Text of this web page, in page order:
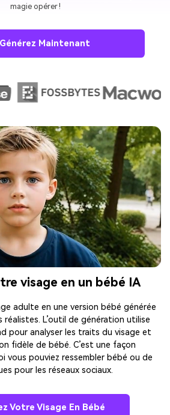
magie opérer !
Générez Maintenant
visage en un bébé IA
adulte en une version bébé générée
réalistes. L’outil de génération utilise
pour analyser les traits du visage et
fidèle de bébé. C’est une façon
vous pouviez ressembler bébé ou de
pour les réseaux sociaux.
Votre Visage En Bébé